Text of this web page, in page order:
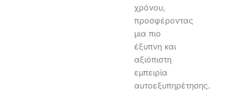
χρόνου,
προσφέροντας
μια πιο
έξυπνη και
αξιόπιστη
εμπειρία
αυτοεξυπηρέτησης.